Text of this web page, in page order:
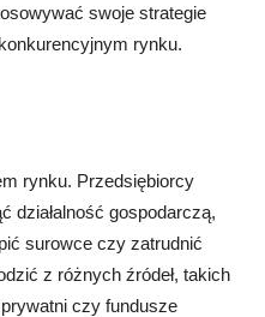
swoje strategie
rynku.
rynku. Przedsiębiorcy
działalność gospodarczą,
surowce czy zatrudnić
z różnych źródeł, takich
czy fundusze